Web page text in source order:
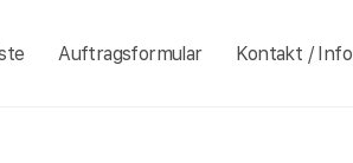
Auftragsformular Kontakt / Info